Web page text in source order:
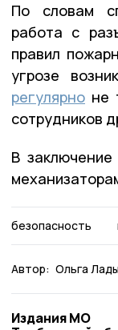
По словам
работа с
правил
угрозе
регулярно не
сотрудников
В заключение
безопасность
Автор: Ольга
Издания МО